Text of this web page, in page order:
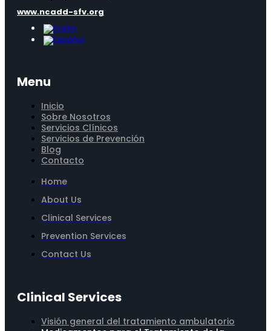
www.ncadd-sfv.org
Menu
Inicio
Sobre Nosotros
Servicios Clínicos
Servicios de Prevención
Blog
Contacto
Home
About Us
Clinical Services
Prevention Services
Contact Us
Clinical Services
Visión general del tratamiento ambulatorio